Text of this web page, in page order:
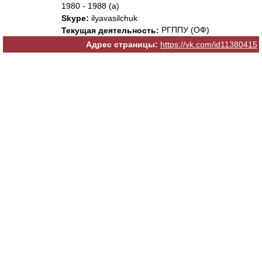
1980 - 1988 (а)
Skype: ilyavasilchuk
Текущая деятельность: РГППУ (ОФ)
Адрес страницы: https://vk.com/id11380415